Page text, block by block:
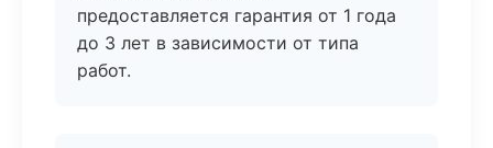
предоставляется гарантия от 1 года
до 3 лет в зависимости от типа
работ.